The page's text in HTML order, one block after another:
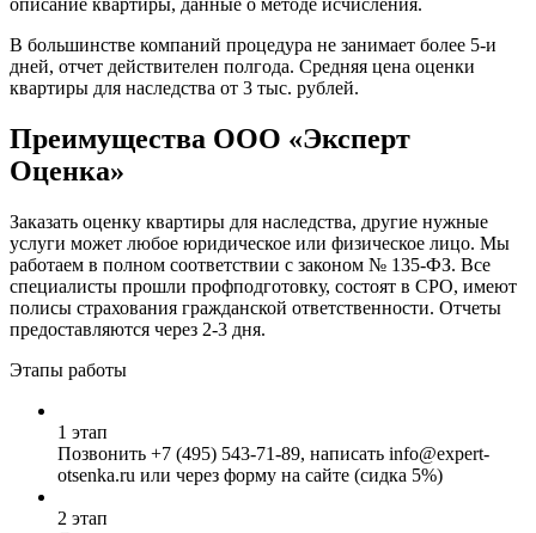
описание квартиры, данные о методе исчисления.
В большинстве компаний процедура не занимает более 5-и
дней, отчет действителен полгода. Средняя цена оценки
квартиры для наследства от 3 тыс. рублей.
Преимущества ООО «Эксперт
Оценка»
Заказать оценку квартиры для наследства, другие нужные
услуги может любое юридическое или физическое лицо. Мы
работаем в полном соответствии с законом № 135-ФЗ. Все
специалисты прошли профподготовку, состоят в СРО, имеют
полисы страхования гражданской ответственности. Отчеты
предоставляются через 2-3 дня.
Этапы работы
1 этап
Позвонить +7 (495) 543-71-89, написать info@expert-
otsenka.ru или через форму на сайте (сидка 5%)
2 этап